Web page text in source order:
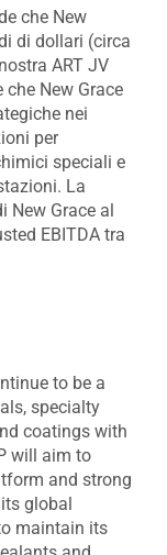
che New
di dollari (circa
ART JV
che New Grace
nei
per
speciali e
La
New Grace al
EBITDA tra
to be a
specialty
coatings with
will aim to
and strong
global
maintain its